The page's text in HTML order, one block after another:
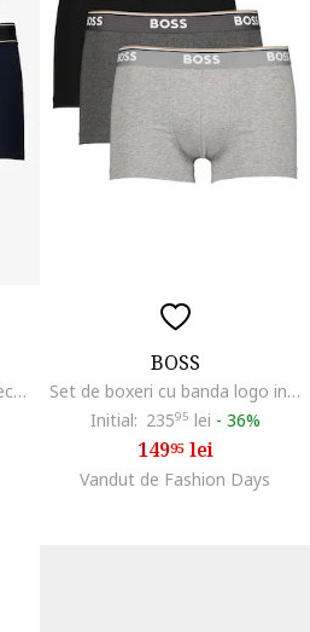
Set de boxeri cu logo, 3 perechi, Albastru ultramarin
BOSS
Set de boxeri cu banda logo in talie - 3 perechi, Negru/Gri melange
Initial: 23595 lei - 36%
14995lei
Vandut de Fashion Days